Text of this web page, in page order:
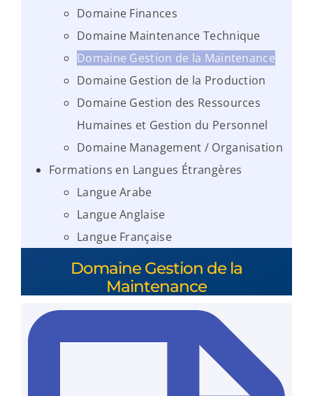
Domaine Finances
Domaine Maintenance Technique
Domaine Gestion de la Maintenance
Domaine Gestion de la Production
Domaine Gestion des Ressources
Humaines et Gestion du Personnel
Domaine Management / Organisation
Formations en Langues Étrangères
Langue Arabe
Langue Anglaise
Langue Française
Domaine Gestion de la
Maintenance